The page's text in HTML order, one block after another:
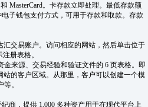
MasterCard。卡存款立即处理。最低存款额
电子钱包支付方式，可用于存款和取款。存款
汇交易账户。访问相应的网站，然后单击位于
册表格。
来源、交易经验和验证文件的 6 页表格。即
的客户区域。从那里，客户可以创建一个模
。
商，提供 1,000 多种资产用于在现代平台上